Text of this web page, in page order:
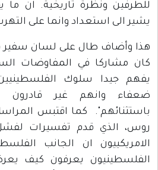
للطرفين ونظرة تاريخية. ان ما
يشير الى استعداد وانما على
هذا وأضاف طال على لسان سفير
يفهم جيدا سلوك
ضعفاء وانهم غير
باستثنائهم". كما اقتبس
روس، الذي قدم تفسيرات لفشل
الامريكييون ان الجانب
الفلسطينيون يعرفون كيف